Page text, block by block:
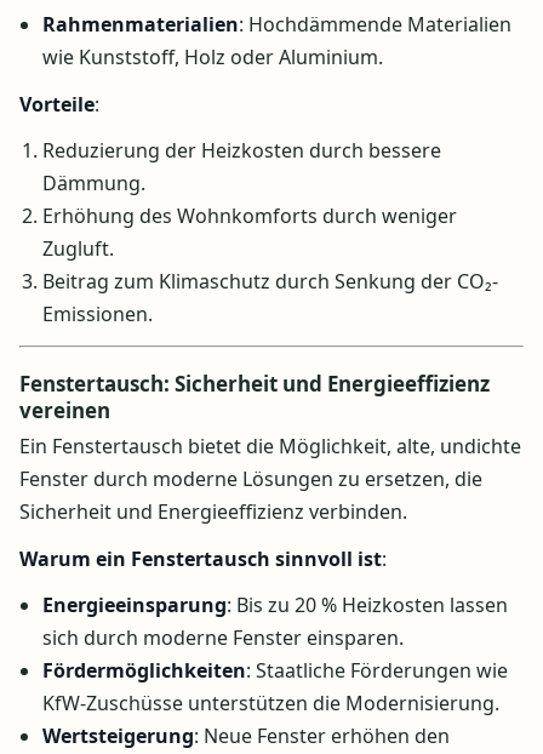
Rahmenmaterialien: Hochdämmende Materialien
wie Kunststoff, Holz oder Aluminium.
Vorteile:
Reduzierung der Heizkosten durch bessere
Dämmung.
Erhöhung des Wohnkomforts durch weniger
Zugluft.
Beitrag zum Klimaschutz durch Senkung der CO₂-
Emissionen.
Fenstertausch: Sicherheit und Energieeffizienz
vereinen
Ein Fenstertausch bietet die Möglichkeit, alte, undichte
Fenster durch moderne Lösungen zu ersetzen, die
Sicherheit und Energieeffizienz verbinden.
Warum ein Fenstertausch sinnvoll ist:
Energieeinsparung: Bis zu 20 % Heizkosten lassen
sich durch moderne Fenster einsparen.
Fördermöglichkeiten: Staatliche Förderungen wie
KfW-Zuschüsse unterstützen die Modernisierung.
Wertsteigerung: Neue Fenster erhöhen den